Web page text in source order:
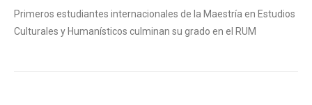
Primeros estudiantes internacionales de la Maestría en Estudios
Culturales y Humanísticos culminan su grado en el RUM